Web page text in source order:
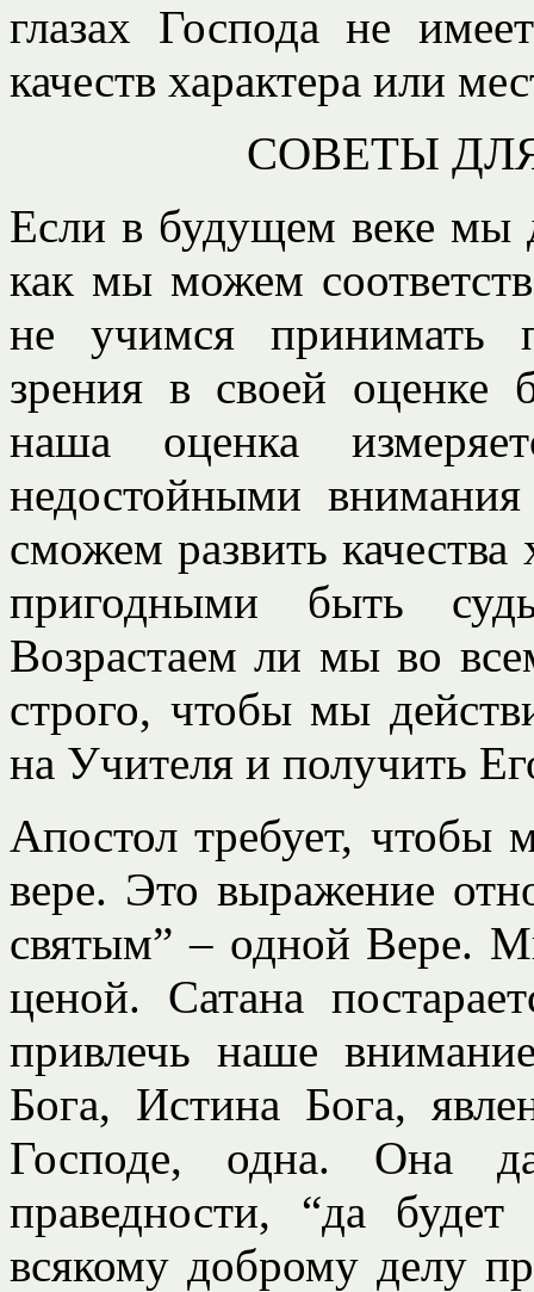
глазах Господа не
качеств характера или
СОВЕТЫ
Если в будущем веке мы
как мы можем
не учимся принимать
зрения в своей оценке
наша оценка
недостойными
сможем развить качества
пригодными быть
Возрастаем ли мы во
строго, чтобы мы
на Учителя и получить
Апостол требует, чтобы
вере. Это выражение
святым” – одной Вере.
ценой. Сатана
привлечь наше
Бога, Истина Бога,
Господе, одна. Она
праведности, “да
всякому доброму делу